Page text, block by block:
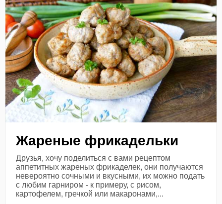
Жареные фрикадельки
Друзья, хочу поделиться с вами рецептом
аппетитных жареных фрикаделек, они получаются
невероятно сочными и вкусными, их можно подать
с любим гарниром - к примеру, с рисом,
картофелем, гречкой или макаронами,...